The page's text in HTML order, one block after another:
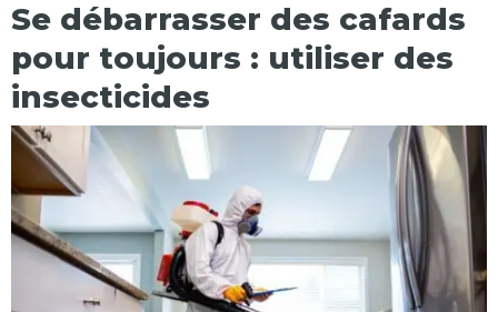
Se débarrasser des cafards
pour toujours : utiliser des
insecticides